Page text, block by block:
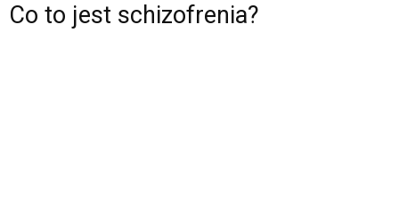
Co to jest schizofrenia?